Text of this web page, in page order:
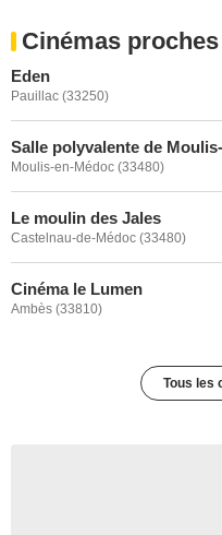
Cinémas
Eden
Pauillac (33250)
Salle polyvalente de
Moulis-en-Médoc (33480)
Le moulin des Jales
Castelnau-de-Médoc (33480)
Cinéma le Lumen
Ambès (33810)
Tous les